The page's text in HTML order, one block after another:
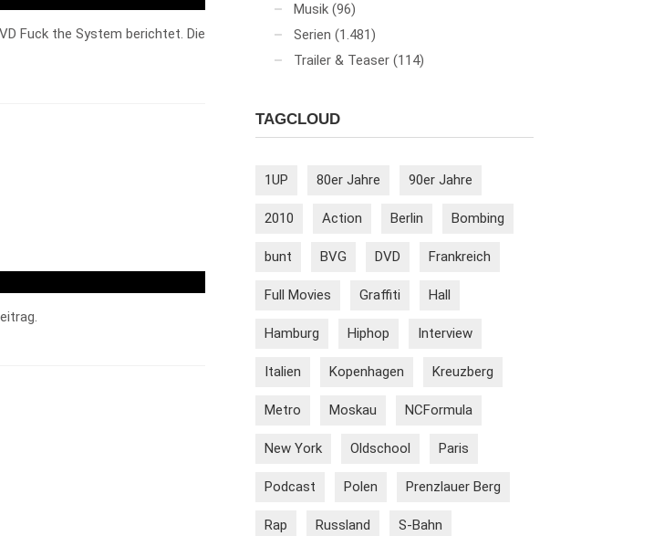
Fuck the System berichtet. Die
Musik (96)
Serien (1.481)
Trailer & Teaser (114)
TAGCLOUD
1UP 80er Jahre 90er Jahre
2010 Action Berlin Bombing
bunt BVG DVD Frankreich
Full Movies Graffiti Hall
Hamburg Hiphop Interview
Italien Kopenhagen Kreuzberg
Metro Moskau NCFormula
New York Oldschool Paris
Podcast Polen Prenzlauer Berg
Rap Russland S-Bahn